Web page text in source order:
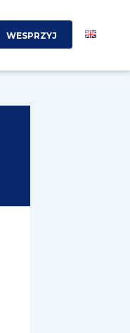
WESPRZYJ